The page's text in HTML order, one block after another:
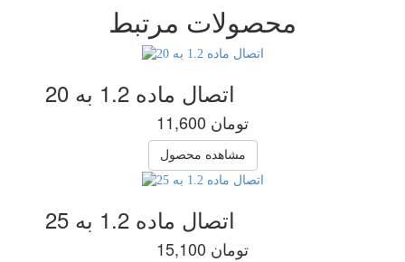
محصولات مرتبط
اتصال ماده 1.2 به 20
11,600 تومان
مشاهده محصول
اتصال ماده 1.2 به 25
15,100 تومان